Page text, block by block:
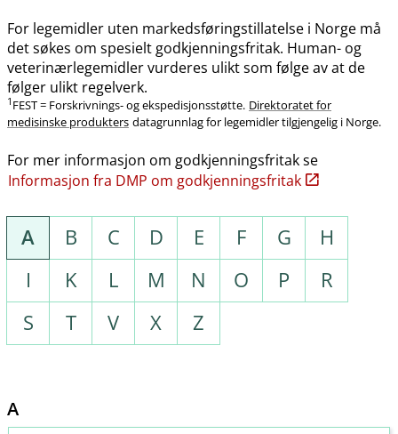
For legemidler uten markedsføringstillatelse i Norge må
det søkes om spesielt godkjenningsfritak. Human- og
veterinærlegemidler vurderes ulikt som følge av at de
følger ulikt regelverk.
1 FEST = Forskrivnings- og ekspedisjonsstøtte. Direktoratet for
medisinske produkters datagrunnlag for legemidler tilgjengelig i Norge.
For mer informasjon om godkjenningsfritak se
Informasjon fra DMP om godkjenningsfritak
A B C D E F G
H
I
K L M N O P
R
S
T V X Z
A